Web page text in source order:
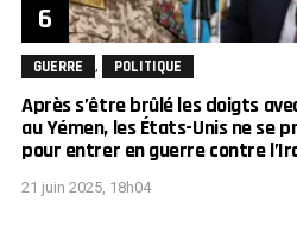
GUERRE , POLITIQUE
Après s’être brûlé les doigts
au Yémen, les États-Unis ne se
pour entrer en guerre contre
21 juin 2025, 18h04